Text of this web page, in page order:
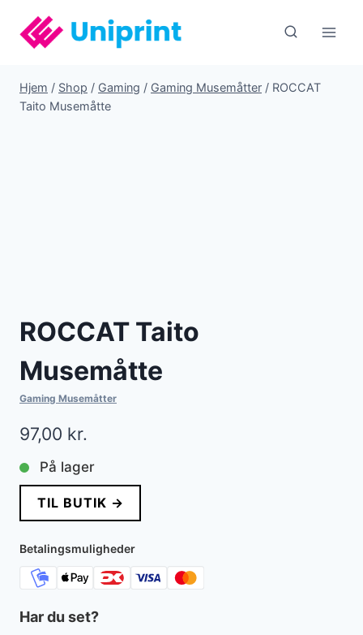
indhold
Hjem / Shop / Gaming / Gaming Musemåtter / ROCCAT
Taito Musemåtte
ROCCAT Taito
Musemåtte
Gaming Musemåtter
97,00 kr.
På lager
TIL BUTIK →
Betalingsmuligheder
Har du set?